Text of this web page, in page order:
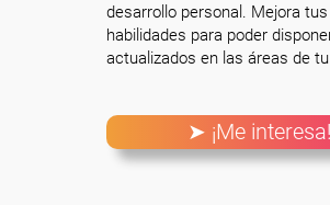
desarrollo personal. Mejora
habilidades para poder
actualizados en las áreas de
➤ ¡Me interesa!